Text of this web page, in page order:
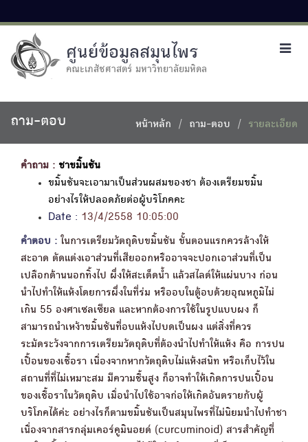
ศูนย์ข้อมูลสมุนไพร
คณะเภสัชศาสตร์ มหาวิทยาลัยมหิดล
ถาม-ตอบ หน้าหลัก ถาม-ตอบ รายละเอียด
คำถาม : ชาขมิ้นชัน
ขมิ้นชันจะเอามาเป็นส่วนผสมของชา ต้องเตรียมขมิ้น
อย่างไรให้ปลอดภัยต่อผู้บริโภคคะ
Date : 13/4/2558 10:05:00
คำตอบ : ในการเตรียมวัตถุดิบขมิ้นชัน ขั้นตอนแรกควรล้างให้
สะอาด ตัดแต่งเอาส่วนที่เสียออกหรืออาจจะปอกเอาส่วนที่เป็น
เปลือกด้านนอกทิ้งไป ผึ่งให้สะเด็ดน้ำ แล้วสไลด์ให้แผ่นบาง ก่อน
นำไปทำให้แห้งโดยการผึ่งในที่ร่ม หรืออบในตู้อบด้วยอุณหภูมิไม่
เกิน 55 องศาเซลเซียล และหากต้องการใช้ในรูปแบบผง ก็
สามารถนำเหง้าขมิ้นชันที่อบแห้งไปบดเป็นผง แต่สิ่งที่ควร
ระมัดระวังจากการเตรียมวัตถุดิบที่ต้องนำไปทำให้แห้ง คือ การปน
เปื้อนของเชื้อรา เนื่องจากหากวัตถุดิบไม่แห้งสนิท หรือเก็บไว้ใน
สถานที่ที่ไม่เหมาะสม มีความชื้นสูง ก็อาจทำให้เกิดการปนเปื้อน
ของเชื้อราในวัตถุดิบ เมื่อนำไปใช้อาจก่อให้เกิดอันตรายกับผู้
บริโภคได้ค่ะ อย่างไรก็ตามขมิ้นชันเป็นสมุนไพรที่ไม่นิยมนำไปทำชา
เนื่องจากสารกลุ่มเคอร์คูมินอยด์ (curcuminoid) สารสำคัญที่